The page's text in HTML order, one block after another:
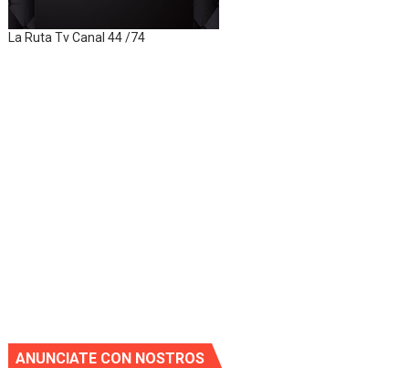
La Ruta Tv Canal 44 /74
ANUNCIATE CON NOSTROS